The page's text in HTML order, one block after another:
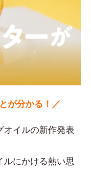
が分かる！／
イルの新作発表
にかける熱い思